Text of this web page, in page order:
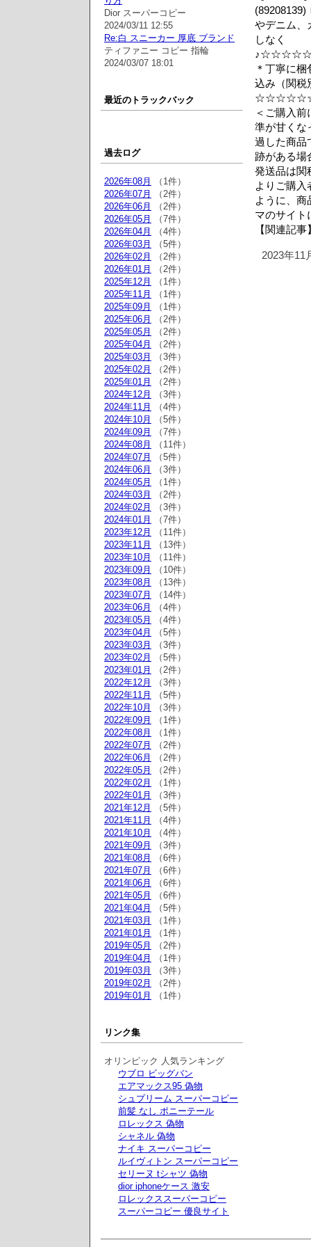
やデニム、
しなく
＊丁寧に
込み（関税
＜ご購入
準が甘くな
過した商品
跡がある場
発送品は関
よりご購入
ように、商
マのサイト
【関連記事
2023年11
Dior スーパーコピー
2024/03/11 12:55
Re:白 スニーカー 厚底 ブランド
ティファニー コピー 指輪
2024/03/07 18:01
最近のトラックバック
過去ログ
2026年08月
（1件）
2026年07月
（2件）
2026年06月
（2件）
2026年05月
（7件）
2026年04月
（4件）
2026年03月
（5件）
2026年02月
（2件）
2026年01月
（2件）
2025年12月
（1件）
2025年11月
（1件）
2025年09月
（1件）
2025年06月
（2件）
2025年05月
（2件）
2025年04月
（2件）
2025年03月
（3件）
2025年02月
（2件）
2025年01月
（2件）
2024年12月
（3件）
2024年11月
（4件）
2024年10月
（5件）
2024年09月
（7件）
2024年08月
（11件）
2024年07月
（5件）
2024年06月
（3件）
2024年05月
（1件）
2024年03月
（2件）
2024年02月
（3件）
2024年01月
（7件）
2023年12月
（11件）
2023年11月
（13件）
2023年10月
（11件）
2023年09月
（10件）
2023年08月
（13件）
2023年07月
（14件）
2023年06月
（4件）
2023年05月
（4件）
2023年04月
（5件）
2023年03月
（3件）
2023年02月
（5件）
2023年01月
（2件）
2022年12月
（3件）
2022年11月
（5件）
2022年10月
（3件）
2022年09月
（1件）
2022年08月
（1件）
2022年07月
（2件）
2022年06月
（2件）
2022年05月
（2件）
2022年02月
（1件）
2022年01月
（3件）
2021年12月
（5件）
2021年11月
（4件）
2021年10月
（4件）
2021年09月
（3件）
2021年08月
（6件）
2021年07月
（6件）
2021年06月
（6件）
2021年05月
（6件）
2021年04月
（5件）
2021年03月
（1件）
2021年01月
（1件）
2019年05月
（2件）
2019年04月
（1件）
2019年03月
（3件）
2019年02月
（2件）
2019年01月
（1件）
リンク集
オリンピック 人気ランキング
ウブロ ビッグバン
エアマックス95 偽物
シュプリーム スーパーコピー
前髪 なし ポニーテール
ロレックス 偽物
シャネル 偽物
ナイキ スーパーコピー
ルイヴィトン スーパーコピー
セリーヌ tシャツ 偽物
dior iphoneケース 激安
ロレックススーパーコピー
スーパーコピー 優良サイト